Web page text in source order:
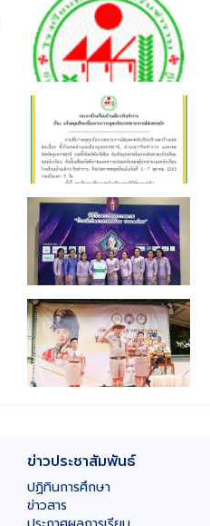
ข่าวประชาสัมพันธ์
ปฏิทินการศึกษา
ข่าวสาร